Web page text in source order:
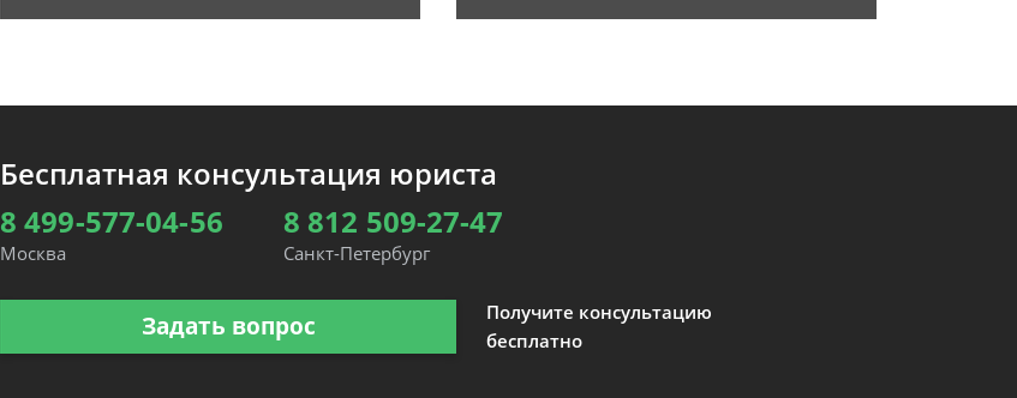
Бесплатная консультация юриста
8 499-577-04-56
Москва
8 812 509-27-47
Санкт-Петербург
Задать вопрос
Получите консультацию
бесплатно